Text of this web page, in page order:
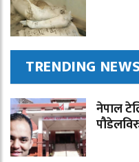
TRENDING
नेपाल